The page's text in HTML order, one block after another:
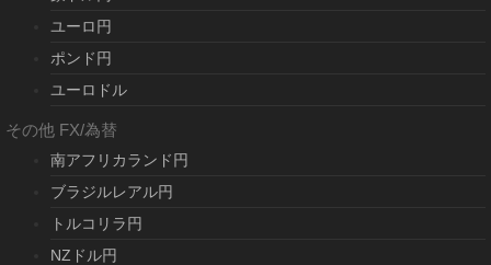
ユーロ円
ポンド円
ユーロドル
その他 FX/為替
南アフリカランド円
ブラジルレアル円
トルコリラ円
NZドル円